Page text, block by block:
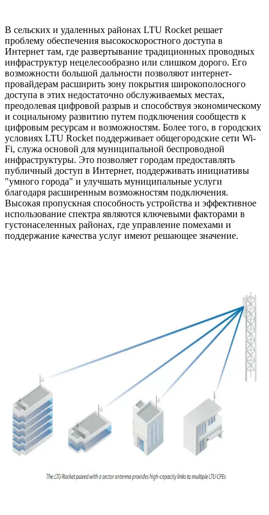
В сельских и удаленных районах LTU Rocket решает
проблему обеспечения высокоскоростного доступа в
Интернет там, где развертывание традиционных проводных
инфраструктур нецелесообразно или слишком дорого. Его
возможности большой дальности позволяют интернет-
провайдерам расширить зону покрытия широкополосного
доступа в этих недостаточно обслуживаемых местах,
преодолевая цифровой разрыв и способствуя экономическому
и социальному развитию путем подключения сообществ к
цифровым ресурсам и возможностям. Более того, в городских
условиях LTU Rocket поддерживает общегородские сети Wi-
Fi, служа основой для муниципальной беспроводной
инфраструктуры. Это позволяет городам предоставлять
публичный доступ в Интернет, поддерживать инициативы
"умного города" и улучшать муниципальные услуги
благодаря расширенным возможностям подключения.
Высокая пропускная способность устройства и эффективное
использование спектра являются ключевыми факторами в
густонаселенных районах, где управление помехами и
поддержание качества услуг имеют решающее значение.